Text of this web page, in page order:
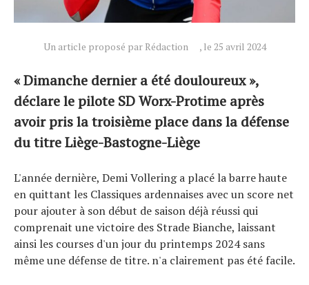
Un article proposé par Rédaction , le 25 avril 2024
« Dimanche dernier a été douloureux »,
déclare le pilote SD Worx-Protime après
avoir pris la troisième place dans la défense
du titre Liège-Bastogne-Liège
L'année dernière, Demi Vollering a placé la barre haute
en quittant les Classiques ardennaises avec un score net
pour ajouter à son début de saison déjà réussi qui
comprenait une victoire des Strade Bianche, laissant
ainsi les courses d'un jour du printemps 2024 sans
même une défense de titre. n'a clairement pas été facile.
Tous nos articles